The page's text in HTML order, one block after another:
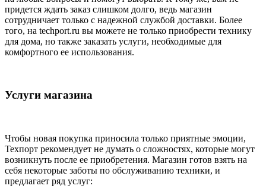
придется ждать заказ слишком долго, ведь магазин
сотрудничает только с надежной службой доставки. Более
того, на techport.ru вы можете не только приобрести технику
для дома, но также заказать услуги, необходимые для
комфортного ее использования.
Услуги магазина
Чтобы новая покупка приносила только приятные эмоции,
Техпорт рекомендует не думать о сложностях, которые могут
возникнуть после ее приобретения. Магазин готов взять на
себя некоторые заботы по обслуживанию техники, и
предлагает ряд услуг: